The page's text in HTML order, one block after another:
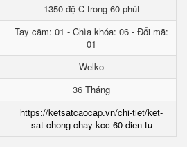
1350 độ C trong 60 phút
Tay cầm: 01 - Chìa khóa: 06 - Đổi mã:
01
Welko
36 Tháng
https://ketsatcaocap.vn/chi-tiet/ket-
sat-chong-chay-kcc-60-dien-tu